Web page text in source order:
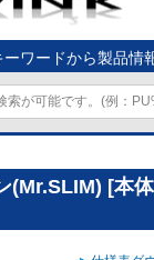
ーワードから製品情
(Mr.SLIM) [本